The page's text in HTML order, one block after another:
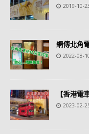
2019-10-
網傳北角
2022-08-
【香港
2023-02-